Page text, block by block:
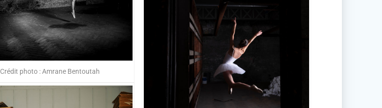
Crédit photo : Amrane Bentoutah